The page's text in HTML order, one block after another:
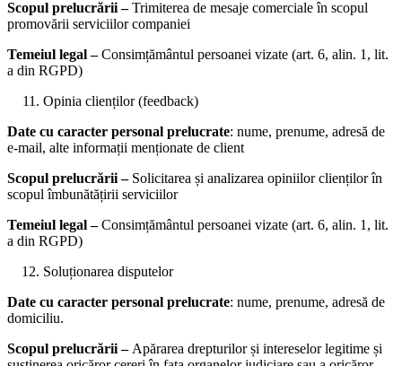
Scopul prelucrării –Trimiterea de mesaje comerciale în scopul
promovării serviciilor companiei
Temeiul legal –Consimțământul persoanei vizate (art. 6, alin. 1, lit.
a din RGPD)
Opinia clienților (feedback)
Date cu caracter personal prelucrate: nume, prenume, adresă de
e-mail, alte informații menționate de client
Scopul prelucrării – Solicitarea și analizarea opiniilor clienților în
scopul îmbunătățirii serviciilor
Temeiul legal –Consimțământul persoanei vizate (art. 6, alin. 1, lit.
a din RGPD)
Soluționarea disputelor
Date cu caracter personal prelucrate: nume, prenume, adresă de
domiciliu.
Scopul prelucrării –Apărarea drepturilor și intereselor legitime și